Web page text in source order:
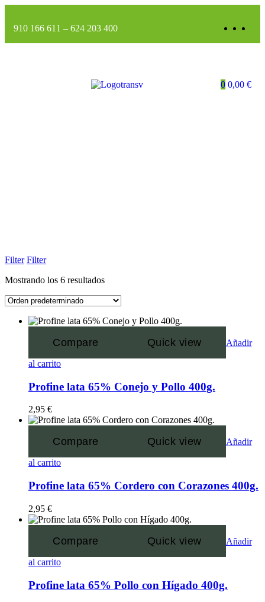
910 166 611 – 624 203 400
0 0,00 €
Filter Filter
Mostrando los 6 resultados
Compare Quick view Añadir
al carrito
Profine lata 65% Conejo y Pollo 400g.
2,95 €
Compare Quick view Añadir
al carrito
Profine lata 65% Cordero con Corazones 400g.
2,95 €
Compare Quick view Añadir
al carrito
Profine lata 65% Pollo con Hígado 400g.